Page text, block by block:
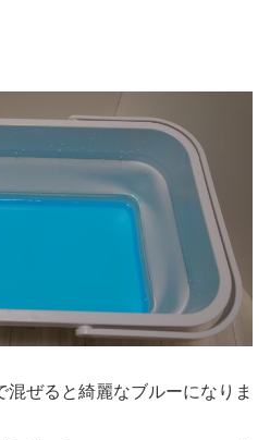
ぜると綺麗なブルーになりま